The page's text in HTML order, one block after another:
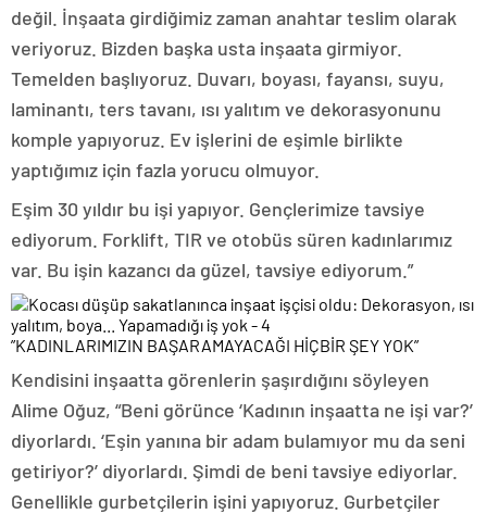
değil. İnşaata girdiğimiz zaman anahtar teslim olarak
veriyoruz. Bizden başka usta inşaata girmiyor.
Temelden başlıyoruz. Duvarı, boyası, fayansı, suyu,
laminantı, ters tavanı, ısı yalıtım ve dekorasyonunu
komple yapıyoruz. Ev işlerini de eşimle birlikte
yaptığımız için fazla yorucu olmuyor.
Eşim 30 yıldır bu işi yapıyor. Gençlerimize tavsiye
ediyorum. Forklift, TIR ve otobüs süren kadınlarımız
var. Bu işin kazancı da güzel, tavsiye ediyorum.”
”KADINLARIMIZIN BAŞARAMAYACAĞI HİÇBİR ŞEY YOK”
Kendisini inşaatta görenlerin şaşırdığını söyleyen
Alime Oğuz, “Beni görünce ‘Kadının inşaatta ne işi var?’
diyorlardı. ‘Eşin yanına bir adam bulamıyor mu da seni
getiriyor?’ diyorlardı. Şimdi de beni tavsiye ediyorlar.
Genellikle gurbetçilerin işini yapıyoruz. Gurbetçiler